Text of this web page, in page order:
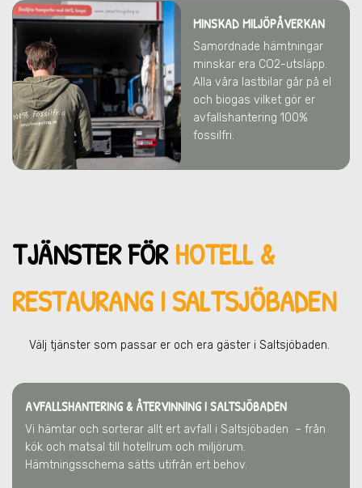
MINSKAD MILJÖPÅVERKAN
Samordnade hämtningar
minskar era CO2-utsläpp.
Alla våra lastbilar går på el
och biogas vilket gör er
avfallshantering 100%
fossilfri.
TJÄNSTER FÖRHOTELL &
RESTAURANG I SALTSJÖBADEN
Välj tjänster som passar er och era gäster i Saltsjöbaden.
AVFALLSHANTERING & ÅTERVINNINGI SALTSJÖBADEN
Vi hämtar och sorterar allt ert avfall i Saltsjöbaden – från
kök och matsal till hotellrum och miljörum.
Hämtningsschema sätts utifrån ert behov.